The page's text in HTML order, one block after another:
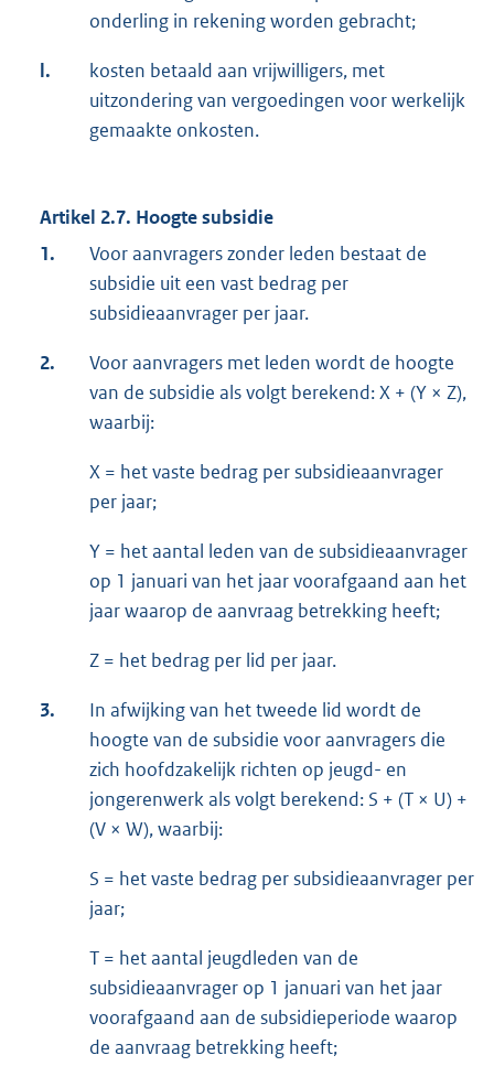
onderling in rekening worden gebracht;
l.
kosten betaald aan vrijwilligers, met
uitzondering van vergoedingen voor werkelijk
gemaakte onkosten.
Artikel 2.7. Hoogte subsidie
1.
Voor aanvragers zonder leden bestaat de
subsidie uit een vast bedrag per
subsidieaanvrager per jaar.
2.
Voor aanvragers met leden wordt de hoogte
van de subsidie als volgt berekend: X + (Y × Z),
waarbij:
X = het vaste bedrag per subsidieaanvrager
per jaar;
Y = het aantal leden van de subsidieaanvrager
op 1 januari van het jaar voorafgaand aan het
jaar waarop de aanvraag betrekking heeft;
Z = het bedrag per lid per jaar.
3.
In afwijking van het tweede lid wordt de
hoogte van de subsidie voor aanvragers die
zich hoofdzakelijk richten op jeugd- en
jongerenwerk als volgt berekend: S + (T × U) +
(V × W), waarbij:
S = het vaste bedrag per subsidieaanvrager per
jaar;
T = het aantal jeugdleden van de
subsidieaanvrager op 1 januari van het jaar
voorafgaand aan de subsidieperiode waarop
de aanvraag betrekking heeft;